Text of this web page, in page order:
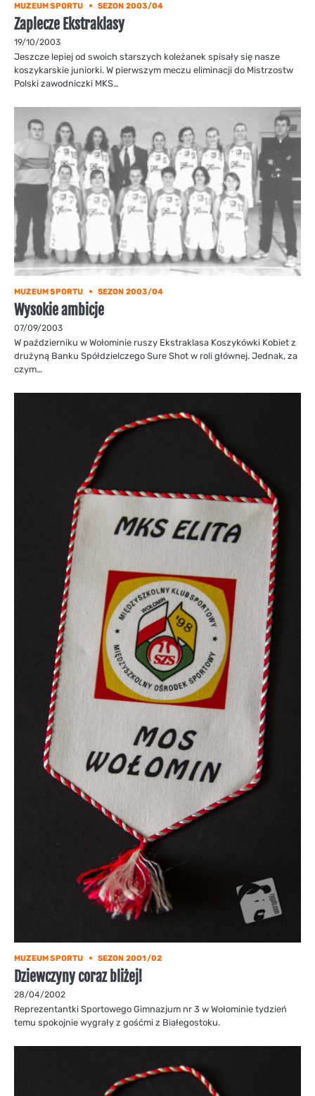
MUZEUM SPORTU SEZON 2003/04
Zaplecze Ekstraklasy
19/10/2003
Jeszcze lepiej od swoich starszych koleżanek spisały się nasze
koszykarskie juniorki. W pierwszym meczu eliminacji do Mistrzostw
Polski zawodniczki MKS…
MUZEUM SPORTU SEZON 2003/04
Wysokie ambicje
07/09/2003
W październiku w Wołominie ruszy Ekstraklasa Koszykówki Kobiet z
drużyną Banku Spółdzielczego Sure Shot w roli głównej. Jednak, za
czym…
MUZEUM SPORTU SEZON 2001/02
Dziewczyny coraz bliżej!
28/04/2002
Reprezentantki Sportowego Gimnazjum nr 3 w Wołominie tydzień
temu spokojnie wygrały z gośćmi z Białegostoku.